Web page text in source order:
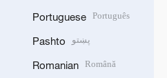
Portuguese Português
Pashto پښتو
Romanian Română